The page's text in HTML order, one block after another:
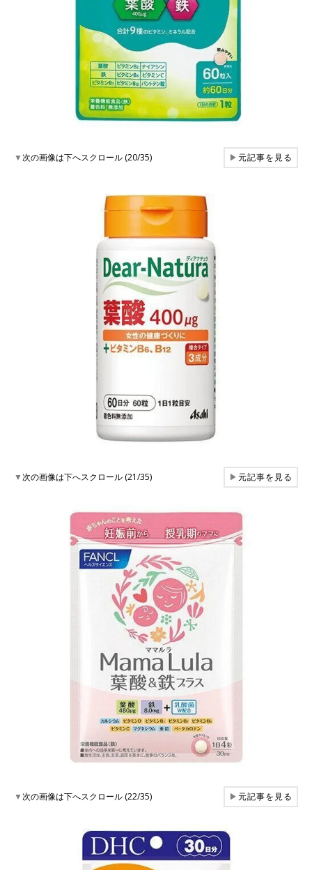
▼次の画像は下へスクロール (20/35) ▶元記事を見る
▼次の画像は下へスクロール (21/35) ▶元記事を見る
▼次の画像は下へスクロール (22/35) ▶元記事を見る